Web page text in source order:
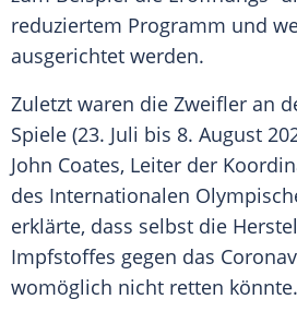
reduziertem Programm und
ausgerichtet werden.
Zuletzt waren die Zweifler an
Spiele (23. Juli bis 8. August
John Coates, Leiter der
des Internationalen
erklärte, dass selbst die
Impfstoffes gegen das
womöglich nicht retten könnte.